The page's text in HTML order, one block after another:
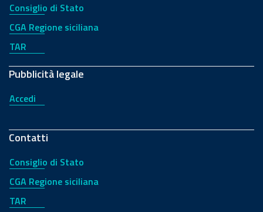
Consiglio di Stato
CGA Regione siciliana
TAR
Pubblicità legale
Accedi
Contatti
Consiglio di Stato
CGA Regione siciliana
TAR